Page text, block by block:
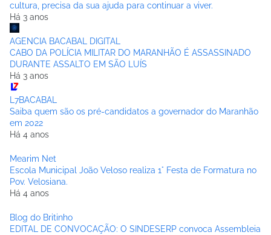
cultura, precisa da sua ajuda para continuar a viver.
Há 3 anos
AGENCIA BACABAL DIGITAL
CABO DA POLÍCIA MILITAR DO MARANHÃO É ASSASSINADO
DURANTE ASSALTO EM SÃO LUÍS
Há 3 anos
L7BACABAL
Saiba quem são os pré-candidatos a governador do Maranhão
em 2022
Há 4 anos
Mearim Net
Escola Municipal João Veloso realiza 1° Festa de Formatura no
Pov. Velosiana.
Há 4 anos
Blog do Britinho
EDITAL DE CONVOCAÇÃO: O SINDESERP convoca Assembleia